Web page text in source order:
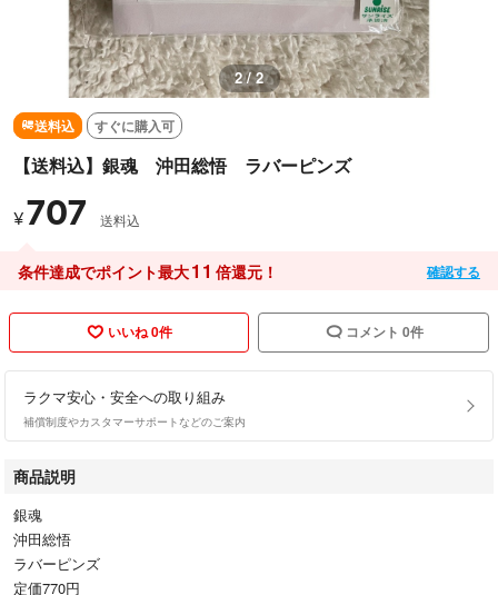
2 / 2
送料込 すぐに購入可
【送料込】銀魂 沖田総悟 ラバーピンズ
¥707 送料込
条件達成でポイント最大11 倍還元！ 確認する
いいね 0件 コメント 0件
ラクマ安心・安全への取り組み
補償制度やカスタマーサポートなどのご案内
商品説明
銀魂
沖田総悟
ラバーピンズ
定価770円